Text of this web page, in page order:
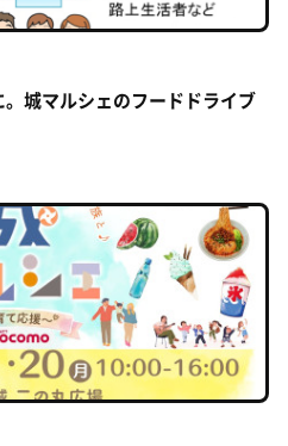
城マルシェのフードドライブ